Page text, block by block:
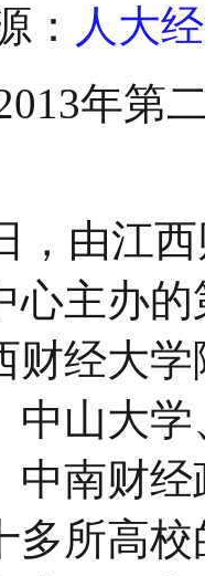
： 人大
年第
，由江
心主办
财经大
中山大
中南财
多所高